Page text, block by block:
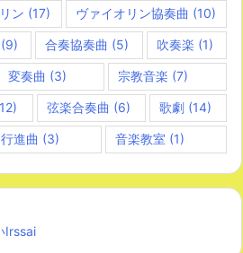
ン (17) ヴァイオリン協奏曲 (10)
合奏協奏曲 (5) 吹奏楽 (1)
変奏曲 (3) 宗教音楽 (7)
弦楽合奏曲 (6) 歌劇(14)
行進曲 (3) 音楽教室 (1)
Irssai